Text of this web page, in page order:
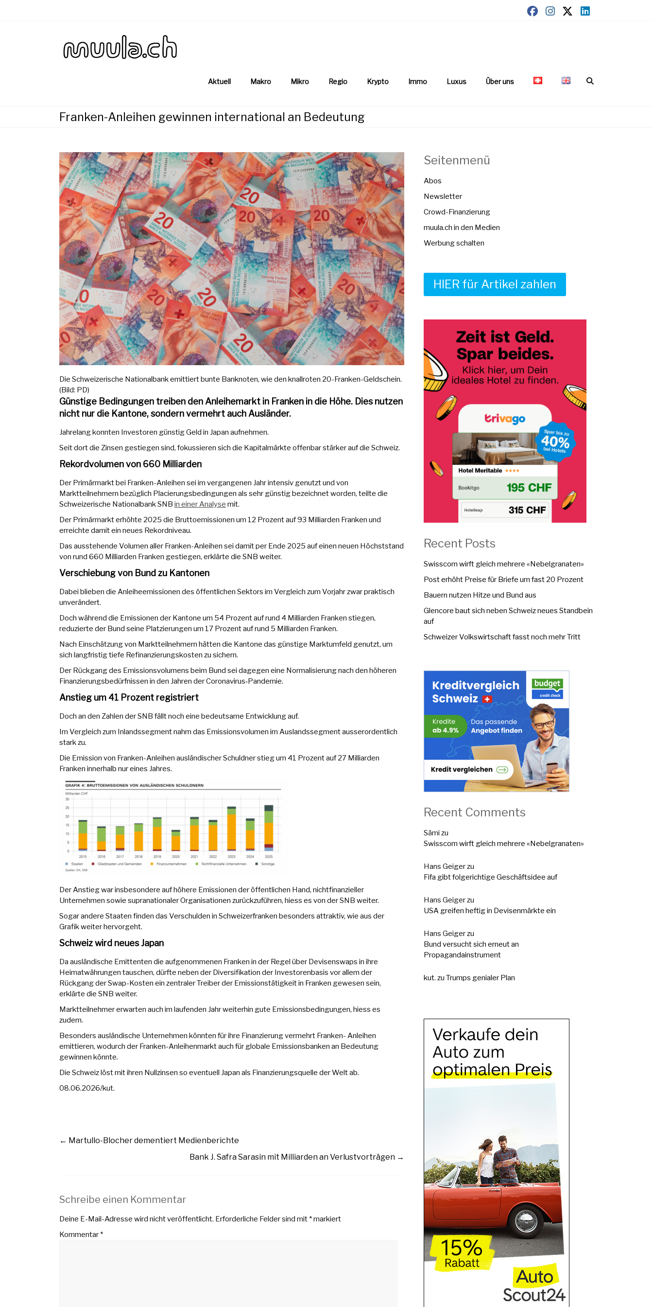
Aktuell Makro Mikro Regio Krypto Immo Luxus Über uns
Franken-Anleihen gewinnen international an Bedeutung
Die Schweizerische Nationalbank emittiert bunte Banknoten, wie den knallroten 20-Franken-Geldschein.
(Bild: PD)
Günstige Bedingungen treiben den Anleihemarkt in Franken in die Höhe. Dies nutzen
nicht nur die Kantone, sondern vermehrt auch Ausländer.
Jahrelang konnten Investoren günstig Geld in Japan aufnehmen.
Seit dort die Zinsen gestiegen sind, fokussieren sich die Kapitalmärkte offenbar stärker auf die Schweiz.
Rekordvolumen von 660 Milliarden
Der Primärmarkt bei Franken-Anleihen sei im vergangenen Jahr intensiv genutzt und von
Marktteilnehmern bezüglich Placierungsbedingungen als sehr günstig bezeichnet worden, teilte die
Schweizerische Nationalbank SNB in einer Analyse mit.
Der Primärmarkt erhöhte 2025 die Bruttoemissionen um 12 Prozent auf 93 Milliarden Franken und
erreichte damit ein neues Rekordniveau.
Das ausstehende Volumen aller Franken-Anleihen sei damit per Ende 2025 auf einen neuen Höchststand
von rund 660 Milliarden Franken gestiegen, erklärte die SNB weiter.
Verschiebung von Bund zu Kantonen
Dabei blieben die Anleiheemissionen des öffentlichen Sektors im Vergleich zum Vorjahr zwar praktisch
unverändert.
Doch während die Emissionen der Kantone um 54 Prozent auf rund 4 Milliarden Franken stiegen,
reduzierte der Bund seine Platzierungen um 17 Prozent auf rund 5 Milliarden Franken.
Nach Einschätzung von Marktteilnehmern hätten die Kantone das günstige Marktumfeld genutzt, um
sich langfristig tiefe Refinanzierungskosten zu sichern.
Der Rückgang des Emissionsvolumens beim Bund sei dagegen eine Normalisierung nach den höheren
Finanzierungsbedürfnissen in den Jahren der Coronavirus‑Pandemie.
Anstieg um 41 Prozent registriert
Doch an den Zahlen der SNB fällt noch eine bedeutsame Entwicklung auf.
Im Vergleich zum Inlandssegment nahm das Emissionsvolumen im Auslandssegment ausserordentlich
stark zu.
Die Emission von Franken-Anleihen ausländischer Schuldner stieg um 41 Prozent auf 27 Milliarden
Franken innerhalb nur eines Jahres.
Der Anstieg war insbesondere auf höhere Emissionen der öffentlichen Hand, nichtfinanzieller
Unternehmen sowie supranationaler Organisationen zurückzuführen, hiess es von der SNB weiter.
Sogar andere Staaten finden das Verschulden in Schweizerfranken besonders attraktiv, wie aus der
Grafik weiter hervorgeht.
Schweiz wird neues Japan
Da ausländische Emittenten die aufgenommenen Franken in der Regel über Devisenswaps in ihre
Heimatwährungen tauschen, dürfte neben der Diversifikation der Investorenbasis vor allem der
Rückgang der Swap-Kosten ein zentraler Treiber der Emissionstätigkeit in Franken gewesen sein,
erklärte die SNB weiter.
Marktteilnehmer erwarten auch im laufenden Jahr weiterhin gute Emissionsbedingungen, hiess es
zudem.
Besonders ausländische Unternehmen könnten für ihre Finanzierung vermehrt Franken- Anleihen
emittieren, wodurch der Franken-Anleihenmarkt auch für globale Emissionsbanken an Bedeutung
gewinnen könnte.
Die Schweiz löst mit ihren Nullzinsen so eventuell Japan als Finanzierungsquelle der Welt ab.
08.06.2026/kut.
← Martullo-Blocher dementiert Medienberichte
Bank J. Safra Sarasin mit Milliarden an Verlustvorträgen →
Schreibe einen Kommentar
Deine E-Mail-Adresse wird nicht veröffentlicht. Erforderliche Felder sind mit*markiert
Kommentar*
Seitenmenü
Abos
Newsletter
Crowd-Finanzierung
muula.ch in den Medien
Werbung schalten
HIER für Artikel zahlen
Recent Posts
Swisscom wirft gleich mehrere «Nebelgranaten»
Post erhöht Preise für Briefe um fast 20 Prozent
Bauern nutzen Hitze und Bund aus
Glencore baut sich neben Schweiz neues Standbein
auf
Schweizer Volkswirtschaft fasst noch mehr Tritt
Recent Comments
Sämi zu
Swisscom wirft gleich mehrere «Nebelgranaten»
Hans Geigerzu
Fifa gibt folgerichtige Geschäftsidee auf
Hans Geigerzu
USA greifen heftig in Devisenmärkte ein
Hans Geigerzu
Bund versucht sich erneut an
Propagandainstrument
kut. zu Trumps genialer Plan